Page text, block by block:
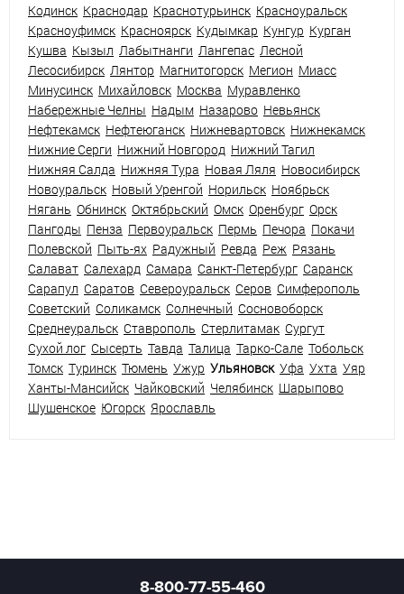
Кодинск Краснодар Краснотурьинск Красноуральск
Красноуфимск Красноярск Кудымкар Кунгур Курган
Кушва Кызыл Лабытнанги Лангепас Лесной
Лесосибирск Лянтор Магнитогорск Мегион Миасс
Минусинск Михайловск Москва Муравленко
Набережные Челны Надым Назарово Невьянск
Нефтекамск Нефтеюганск Нижневартовск Нижнекамск
Нижние Серги Нижний Новгород Нижний Тагил
Нижняя Салда Нижняя Тура Новая Ляля Новосибирск
Новоуральск Новый Уренгой Норильск Ноябрьск
Нягань Обнинск Октябрьский Омск Оренбург Орск
Пангоды Пенза Первоуральск Пермь Печора Покачи
Полевской Пыть-ях Радужный Ревда Реж Рязань
Салават Салехард Самара Санкт-Петербург Саранск
Сарапул Саратов Североуральск Серов Симферополь
Советский Соликамск Солнечный Сосновоборск
Среднеуральск Ставрополь Стерлитамак Сургут
Сухой лог Сысерть Тавда Талица Тарко-Сале Тобольск
Томск Туринск Тюмень Ужур Ульяновск Уфа Ухта Уяр
Ханты-Мансийск Чайковский Челябинск Шарыпово
Шушенское Югорск Ярославль
8-800-77-55-460